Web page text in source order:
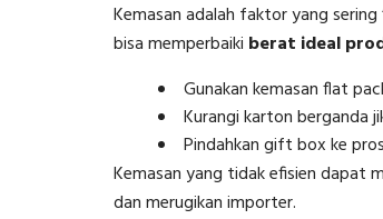
Kemasan adalah faktor yang
bisa memperbaiki berat ideal
Gunakan kemasan flat
Kurangi karton berganda
Pindahkan gift box ke
Kemasan yang tidak efisien dapat
dan merugikan importer.